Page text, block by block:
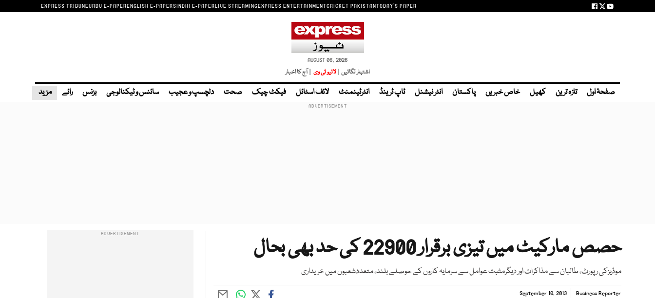
EXPRESS TRIBUNEURDU E-PAPERENGLISH E-PAPERSINDHI E-PAPERLIVE STREAMINGEXPRESS ENTERTAINMENTCRICKET PAKISTANTODAY'S PAPER
AUGUST 06, 2026
اشتہار لگائیں | لائیو ٹی وی | آج کا اخبار
صفحۂ اول تازہ ترین کھیل خاص خبریں پاکستان انٹر نیشنل ٹاپ ٹرینڈ انٹرٹینمنٹ لائف اسٹائل فیکٹ چیک صحت دلچسپ و عجیب سائنس و ٹیکنالوجی بزنس رائے مزید
حصص مارکیٹ میں تیزی برقرار 22900 کی حد بھی بحال
موڈیزکی رپورٹ، طالبان سے مذاکرات اور دیگرمثبت عوامل سے سرمایہ کاروں کے حوصلے بلند، متعددشعبوں میں خریداری
Business Reporter
September 10, 2013